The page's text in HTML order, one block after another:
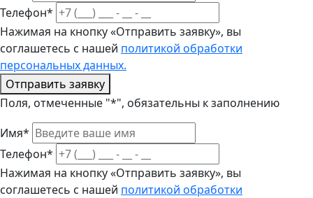
Телефон*
Нажимая на кнопку «Отправить заявку», вы
соглашетесь с нашей политикой обработки
персональных данных.
Отправить заявку
Поля, отмеченные "*", обязательны к заполнению
Имя*
Телефон*
Нажимая на кнопку «Отправить заявку», вы
соглашетесь с нашей политикой обработки